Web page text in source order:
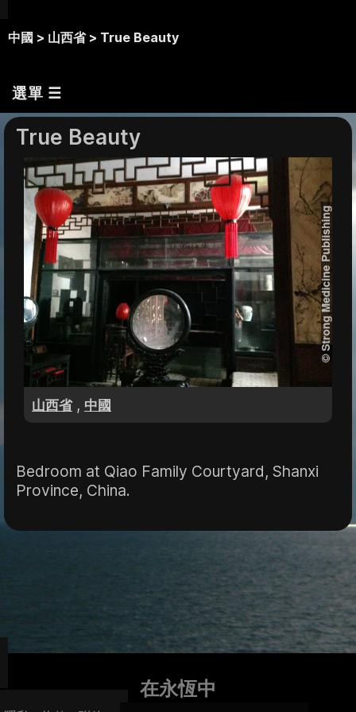
中國 > 山西省 > True Beauty
選單 ☰
True Beauty
山西省 , 中國
Bedroom at Qiao Family Courtyard, Shanxi
Province, China.
在永恆中